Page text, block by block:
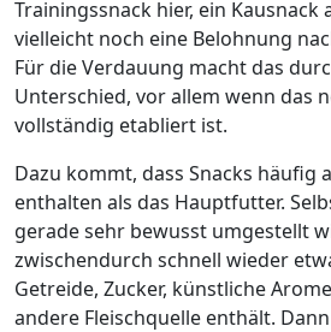
Trainingssnack hier, ein Kausnack
vielleicht noch eine Belohnung
Für die Verdauung macht das
Unterschied, vor allem wenn das
vollständig etabliert ist.
Dazu kommt, dass Snacks häufig
enthalten als das Hauptfutter.
gerade sehr bewusst umgestellt
zwischendurch schnell wieder
Getreide, Zucker, künstliche
andere Fleischquelle enthält.